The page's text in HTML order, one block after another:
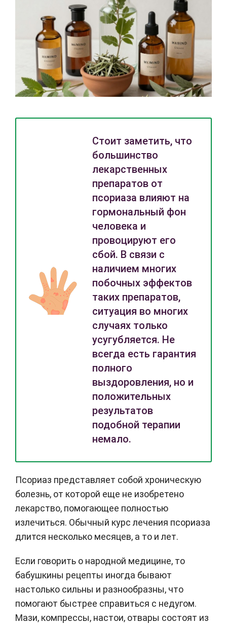
Стоит заметить, что
большинство
лекарственных
препаратов от
псориаза влияют на
гормональный фон
человека и
провоцируют его
сбой. В связи с
наличием многих
побочных эффектов
таких препаратов,
ситуация во многих
случаях только
усугубляется. Не
всегда есть гарантия
полного
выздоровления, но и
положительных
результатов
подобной терапии
немало.
Псориаз представляет собой хроническую
болезнь, от которой еще не изобретено
лекарство, помогающее полностью
излечиться. Обычный курс лечения псориаза
длится несколько месяцев, а то и лет.
Если говорить о народной медицине, то
бабушкины рецепты иногда бывают
настолько сильны и разнообразны, что
помогают быстрее справиться с недугом.
Мази, компрессы, настои, отвары состоят из